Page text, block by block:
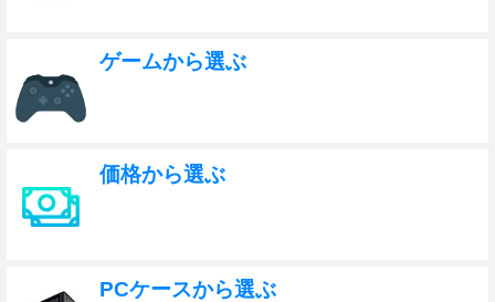
ゲームから選ぶ
価格から選ぶ
PCケースから選ぶ